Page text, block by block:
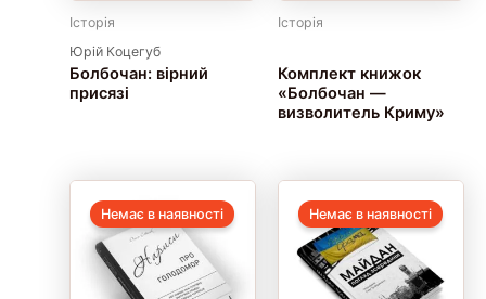
Історія
Юрій Коцегуб
Болбочан: вірний
присязі
Історія
Комплект книжок
«Болбочан ―
визволитель Криму»
Немає в наявності Немає в наявності